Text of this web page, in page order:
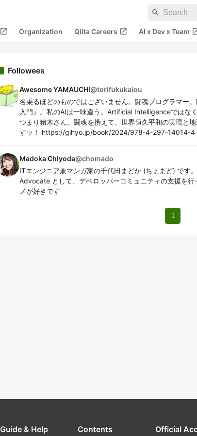
search
open_in_new Organization Qiita Careers open_in_new AI x Dev x Team
Followees
Awesome YAMAUCHI@torifukukaiou
名乗るほどのものではございません。闘魂プログラマー
入門』。私のAIは一味違う。Artificial Intelligenceではな
つまり猪木さん。闘魂を携えて、世界恒久平和の実現と
すッ！ https://gihyo.jp/book/2024/978-4-297-14014-4
Madoka Chiyoda@chomado
ITエンジニア兼マンガ家の千代田まどか (ちょまど) で
Advocate として、デベロッパーコミュニティの支援を行
メが好きです
1
Guide & Help Contents Official